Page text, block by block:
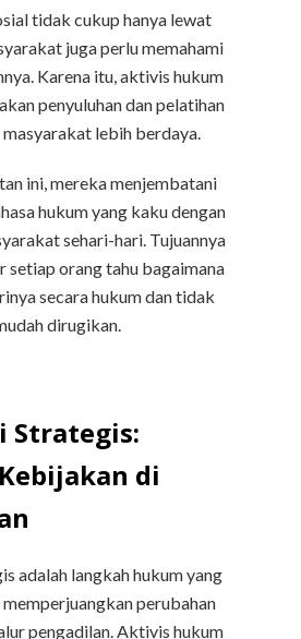
tidak cukup hanya lewat
juga perlu memahami
Karena itu, aktivis hukum
penyuluhan dan pelatihan
lebih berdaya.
ini, mereka menjembatani
hukum yang kaku dengan
sehari-hari. Tujuannya
setiap orang tahu bagaimana
secara hukum dan tidak
dirugikan.
Strategis:
di
adalah langkah hukum yang
perubahan
pengadilan. Aktivis hukum